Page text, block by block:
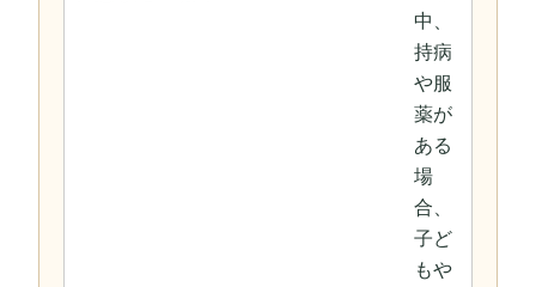
中、
持病
や服
薬が
ある
場
合、
子ど
もや